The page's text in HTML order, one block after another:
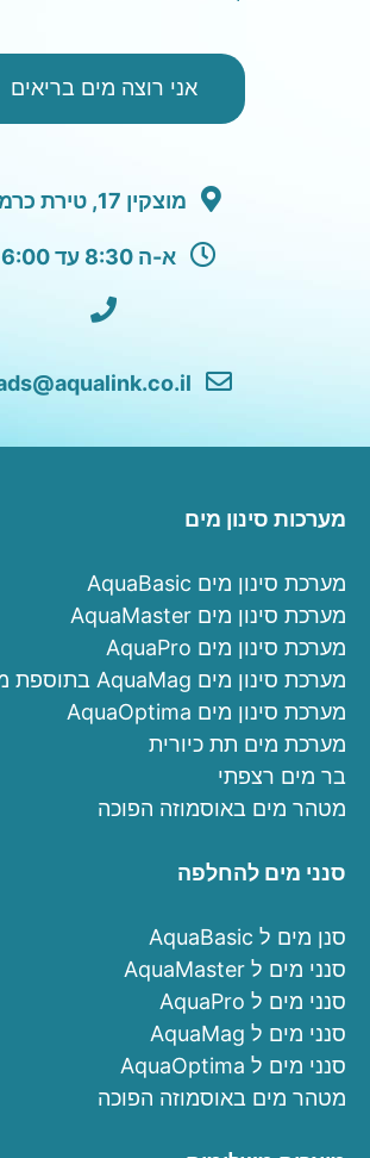
אני רוצה מים בריאים
מוצקין 17, טירת כרמל
א-ה 8:30 עד 16:00
מערכות סינון מים
מערכת סינון מים AquaBasic
מערכת סינון מים AquaMaster
מערכת סינון מים AquaPro
מערכת סינון מים AquaMag בתוספת מגנזיום
מערכת סינון מים AquaOptima
מערכת מים תת כיורית
בר מים רצפתי
מטהר מים באוסמוזה הפוכה
סנני מים להחלפה
סנן מים ל AquaBasic
סנני מים ל AquaMaster
סנני מים ל AquaPro
סנני מים ל AquaMag
סנני מים ל AquaOptima
מטהר מים באוסמוזה הפוכה